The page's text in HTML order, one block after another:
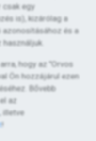
csak egy
is), kizárólag a
és a
hogy az "Orvos
Ön hozzájárul ezen
Bővebb
az
, illetve
!